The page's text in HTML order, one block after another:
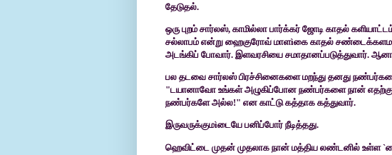
தேடுதல்.
ஒரு புறம் சார்லஸ், காமில்லா பார்க்கர் ஜோடி காதல்
சல்லாபம் என்று ஹைகுரோவ் மாளìகை காதல்
அடங்கிப் போவார். இளவரசியை சமாதானப்படுத்துவார்.
பல தடவை சார்லஸ் பிரச்சினைகளை மறந்து தனது
"டயானாவோ உங்கள் அழுகிப்போன நண்பர்களை நான்
நண்பர்களே அல்ல!" என காட்டு கத்தாக கத்துவார்.
இருவருக்குமìடையே பனிப்போர் நீடித்தது.
ஹெவிட்டை முதன் முதலாக நான் மத்திய லண்டனில் உள்ள`